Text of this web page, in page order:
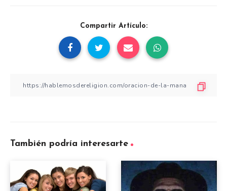
Compartir Artículo:
También podría interesarte